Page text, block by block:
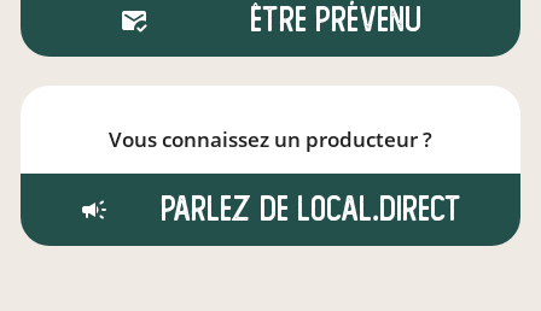
Être prévenu
Vous connaissez un producteur ?
Parlez de local.direct